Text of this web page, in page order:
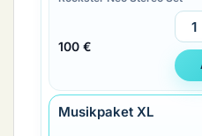
100 €
Musikpaket XL